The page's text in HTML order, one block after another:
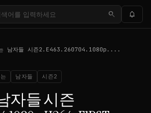
search notifications
남자들 시즌2.E463.260704.1080p....
남자들 시즌2
자들 시즌